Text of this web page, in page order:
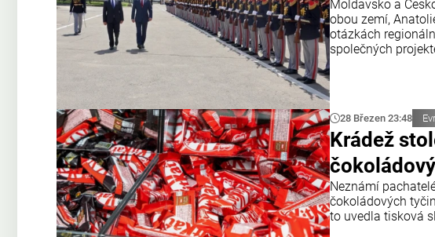
Moldavsko a
obou zemí,
otázkách
společných
28 Březen 23:48
Krádež
Neznámí
čokoládových
to uvedla tisková